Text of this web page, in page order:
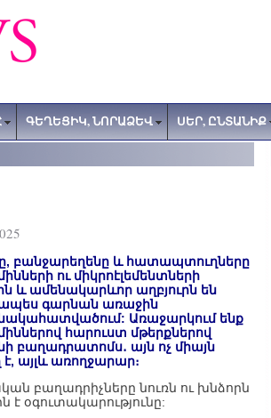
ԳԵՂԵՑԻԿ, ՆՈՐԱՁԵՎ ՍԵՐ, ԸՆՏԱՆԻՔ
բանջարեղենը և հատապտուղները
ու միկրոէլեմենտների
և ամենակարևոր աղբյուրն են
գարնան առաջին
Առաջարկում ենք
հարուստ մթերքներով
բաղադրատոմս․ այն ոչ միայն
է, այլև առողջարար։
բաղադրիչները նուռն ու խնձորն
է օգուտակարությունը: